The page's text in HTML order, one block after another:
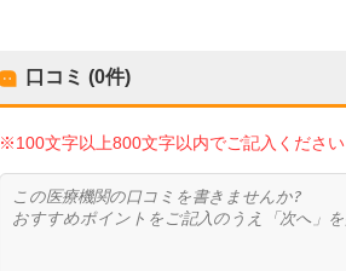
口コミ (0件)
※100文字以上800文字以内でご記入ください